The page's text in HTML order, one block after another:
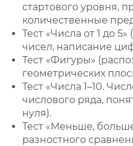
стартового уровня,
количественные
Тест «Числа от 1 до
чисел, написание
Тест «Фигуры»
геометрических
Тест «Числа 1–10.
числового ряда,
нуля).
Тест «Меньше,
разностного